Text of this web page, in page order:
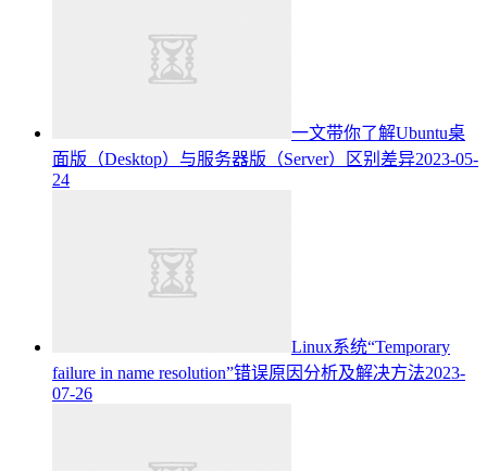
一文带你了解Ubuntu桌
面版（Desktop）与服务器版（Server）区别差异2023-05-
24
Linux系统“Temporary
failure in name resolution”错误原因分析及解决方法2023-
07-26